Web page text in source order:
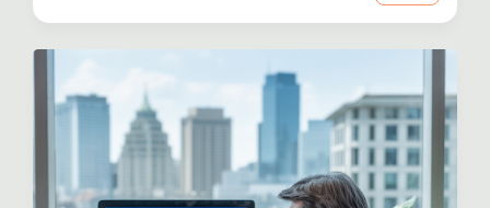
Event management yang baik memerlukan kerja sama
EvenPedia, para klien dapat dengan mudah
menemukan semua yang mereka perlukan dalam satu
tempat. Situs ini bahkan mendukung vendor lokal
dengan memberi peluang kepada mereka untuk
mendaftarkan venue dan jasa mereka secara gratis.
Sistem pemesanan yang tersusun dengan baik,